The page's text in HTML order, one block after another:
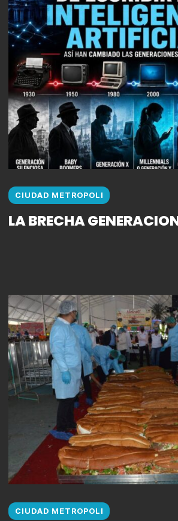
CIUDAD METROPOLI
LA BRECHA
CIUDAD METROPOLI